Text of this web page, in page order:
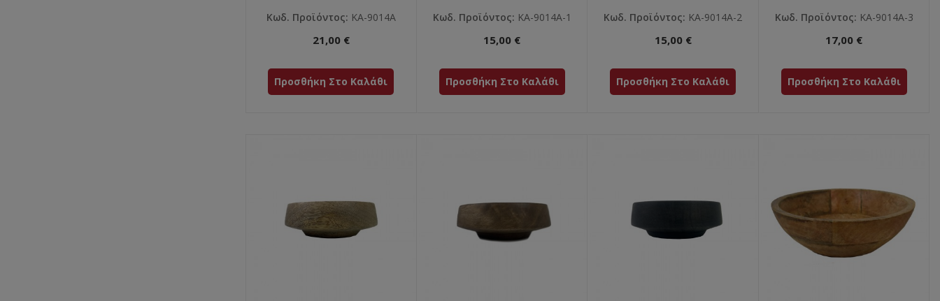
Κωδ. Προϊόντος: ΚΑ-9014Α
21,00 €
Προσθήκη Στο Καλάθι
Κωδ. Προϊόντος: ΚΑ-9014Α-1
15,00 €
Προσθήκη Στο Καλάθι
Κωδ. Προϊόντος: ΚΑ-9014Α-2
15,00 €
Προσθήκη Στο Καλάθι
Κωδ. Προϊόντος: ΚΑ-9014Α-3
17,00 €
Προσθήκη Στο Καλάθι